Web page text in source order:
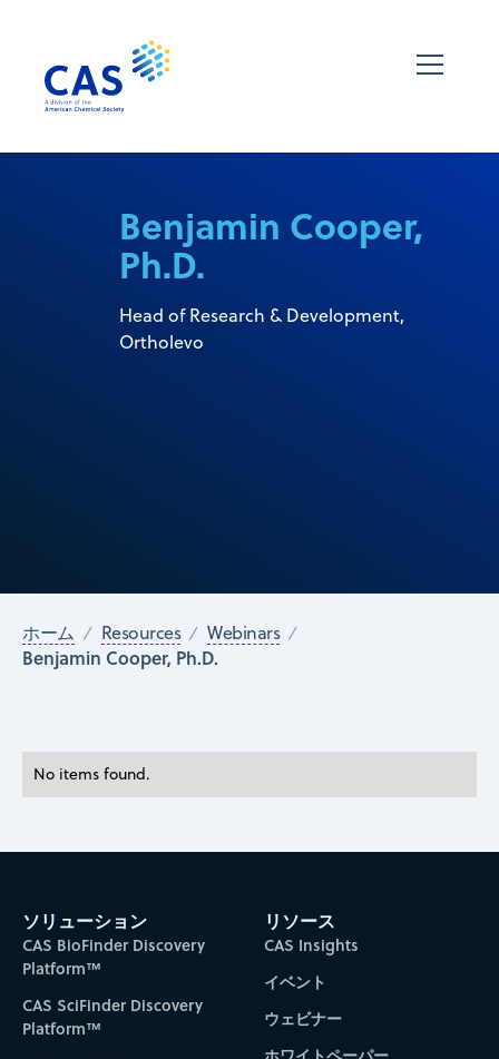
Benjamin Cooper,
Ph.D.
Head of Research & Development,
Ortholevo
ホーム Resources Webinars
Benjamin Cooper, Ph.D.
No items found.
ソリューション
CAS BioFinder Discovery
Platform™
CAS SciFinder Discovery
Platform™
リソース
CAS Insights
イベント
ウェビナー